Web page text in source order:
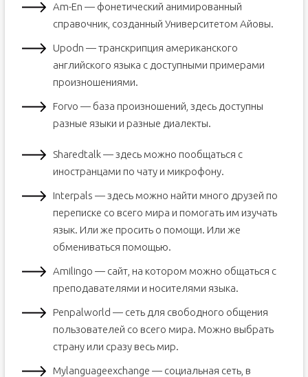
Am-En — фонетический анимированный
справочник, созданный Университетом Айовы.
Upodn — транскрипция американского
английского языка с доступными примерами
произношениями.
Forvo — база произношений, здесь доступны
разные языки и разные диалекты.
Sharedtalk — здесь можно пообщаться с
иностранцами по чату и микрофону.
Interpals — здесь можно найти много друзей по
переписке со всего мира и помогать им изучать
язык. Или же просить о помощи. Или же
обмениваться помощью.
Amilingo — сайт, на котором можно общаться с
преподавателями и носителями языка.
Penpalworld — сеть для свободного общения
пользователей со всего мира. Можно выбрать
страну или сразу весь мир.
Mylanguageexchange — социальная сеть, в